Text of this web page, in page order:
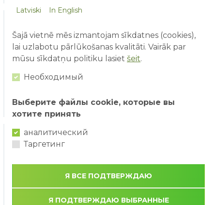
Latviski In English
Šajā vietnē mēs izmantojam sīkdatnes (cookies),
lai uzlabotu pārlūkošanas kvalitāti. Vairāk par
mūsu sīkdatņu politiku lasiet šeit.
Необходимый
Выберите файлы cookie, которые вы
хотите принять
аналитический
Таргетинг
Я ВСЕ ПОДТВЕРЖДАЮ
Я ПОДТВЕРЖДАЮ ВЫБРАННЫЕ